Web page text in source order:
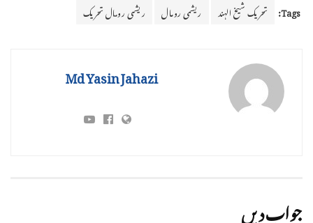
Tags: تحریک شیخ الہند ریشمی رومال ریشمی رومال تحریک
Md Yasin Jahazi
جواب دیں